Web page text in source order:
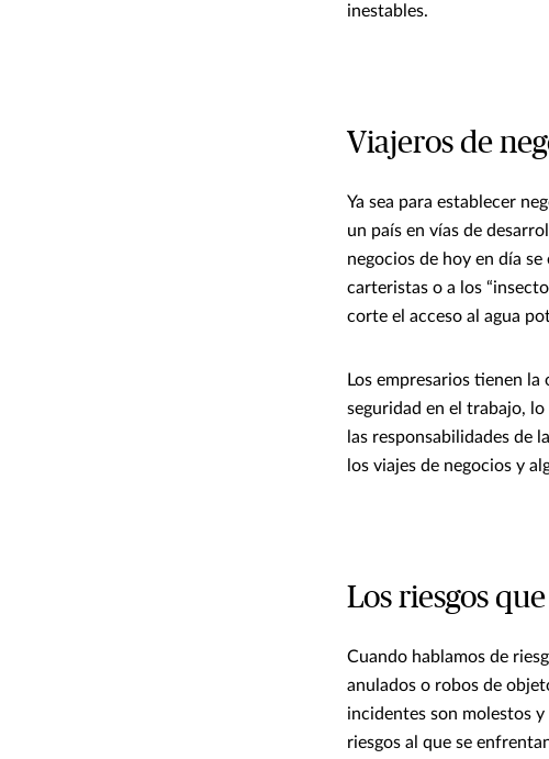
inestables.
Viajeros de
Ya sea para establecer
un país en vías de
negocios de hoy en día
carteristas o a los
corte el acceso al agua
Los empresarios tienen
seguridad en el trabajo,
las responsabilidades de
los viajes de negocios y
Los riesgos
Cuando hablamos de
anulados o robos de
incidentes son molestos
riesgos al que se